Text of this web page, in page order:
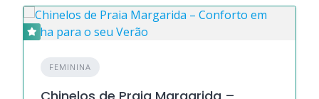
FEMININA